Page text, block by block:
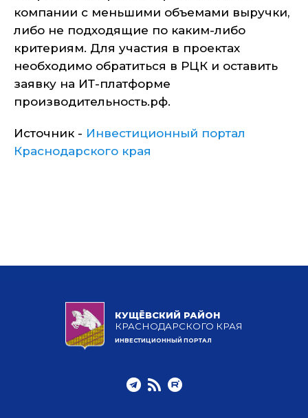
компании с меньшими объемами выручки,
либо не подходящие по каким-либо
критериям. Для участия в проектах
необходимо обратиться в РЦК и оставить
заявку на ИТ-платформе
производительность.рф.
Источник - Инвестиционный портал
Краснодарского края
КУЩЁВСКИЙ РАЙОН
КРАСНОДАРСКОГО КРАЯ
ИНВЕСТИЦИОННЫЙ ПОРТАЛ